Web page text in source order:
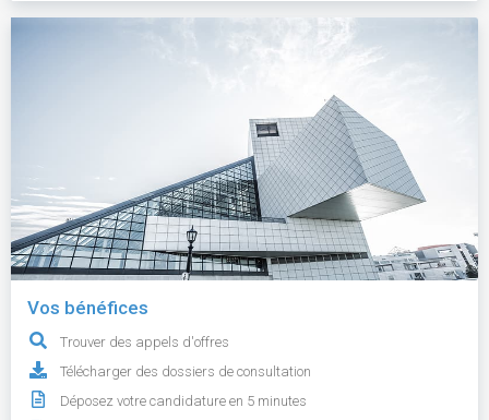
Vos bénéfices
Trouver des appels d'offres
Télécharger des dossiers de consultation
Déposez votre candidature en 5 minutes